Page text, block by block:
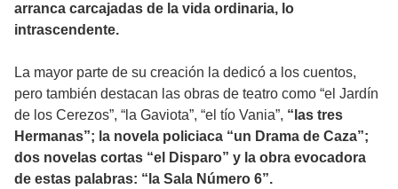
arranca carcajadas de la vida ordinaria, lo
intrascendente.
La mayor parte de su creación la dedicó a los cuentos,
pero también destacan las obras de teatro como “el Jardín
de los Cerezos”, “la Gaviota”, “el tío Vania”, “las tres
Hermanas”; la novela policiaca “un Drama de Caza”;
dos novelas cortas “el Disparo” y la obra evocadora
de estas palabras: “la Sala Número 6”.